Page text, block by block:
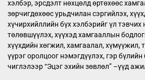
хэлбэр, эрсдэлт нөхцөлд өртөхөөс
зөрчигдөхөөс урьдчилан сэргийлэх,
хүчирхийллийн бүх хэлбэрийг үл
төлөвшүүлэх, хүүхэд хамгааллын
хүүхдийн хөгжил, хамгаалал, хүмүүжил,
үүрэг оролцоог нэмэгдүүлэх, гэр
чиглэлээр “Эцэг эхийн зөвлөл” –үүд